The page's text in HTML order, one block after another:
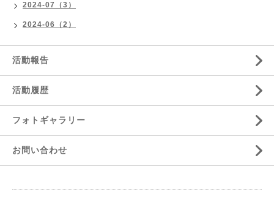
2024-07（3）
2024-06（2）
活動報告
活動履歴
フォトギャラリー
お問い合わせ